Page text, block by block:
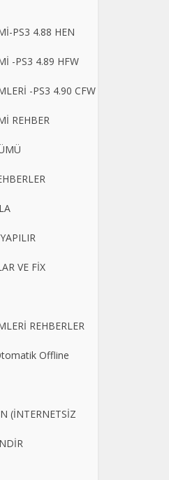
PS3 4.88 HEN
-PS3 4.89 HFW
-PS3 4.90 CFW
REHBER
VE FİX
REHBERLER
Offline
(İNTERNETSİZ